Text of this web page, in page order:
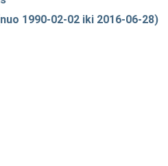
1990-02-02 iki 2016-06-28)